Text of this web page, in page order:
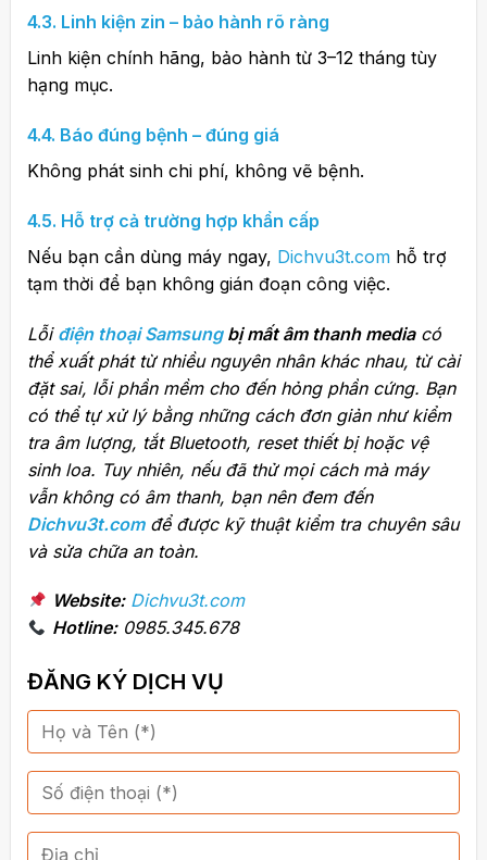
4.3. Linh kiện zin – bảo hành rõ ràng
Linh kiện chính hãng, bảo hành từ 3–12 tháng tùy
hạng mục.
4.4. Báo đúng bệnh – đúng giá
Không phát sinh chi phí, không vẽ bệnh.
4.5. Hỗ trợ cả trường hợp khẩn cấp
Nếu bạn cần dùng máy ngay, Dichvu3t.comhỗ trợ
tạm thời để bạn không gián đoạn công việc.
Lỗi điện thoại Samsungbị mất âm thanh mediacó
thể xuất phát từ nhiều nguyên nhân khác nhau, từ cài
đặt sai, lỗi phần mềm cho đến hỏng phần cứng. Bạn
có thể tự xử lý bằng những cách đơn giản như kiểm
tra âm lượng, tắt Bluetooth, reset thiết bị hoặc vệ
sinh loa. Tuy nhiên, nếu đã thử mọi cách mà máy
vẫn không có âm thanh, bạn nên đem đến
Dichvu3t.comđể được kỹ thuật kiểm tra chuyên sâu
và sửa chữa an toàn.
Website: Dichvu3t.com
Hotline:0985.345.678
ĐĂNG KÝ DỊCH VỤ